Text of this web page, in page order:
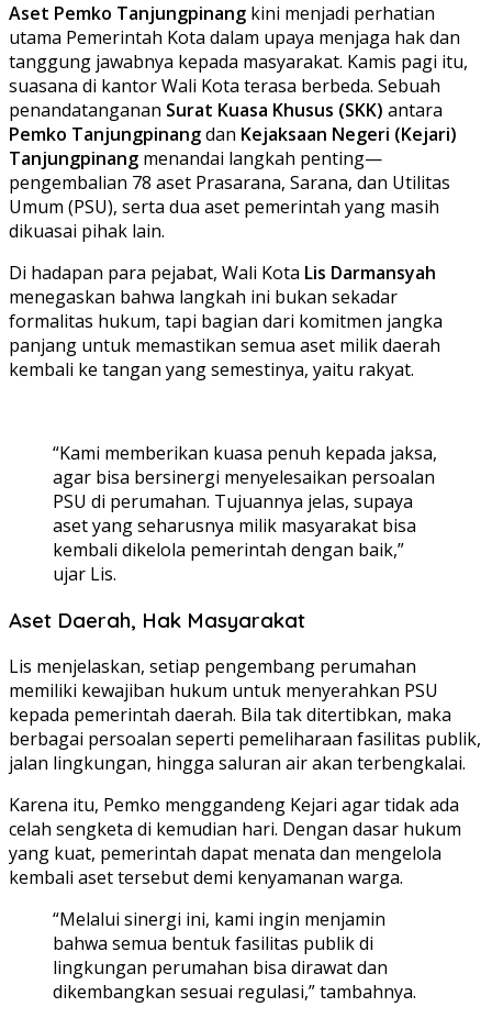
Aset Pemko Tanjungpinang kini menjadi perhatian
utama Pemerintah Kota dalam upaya menjaga hak dan
tanggung jawabnya kepada masyarakat. Kamis pagi itu,
suasana di kantor Wali Kota terasa berbeda. Sebuah
penandatanganan Surat Kuasa Khusus (SKK) antara
Pemko Tanjungpinangdan Kejaksaan Negeri (Kejari)
Tanjungpinang menandai langkah penting—
pengembalian 78 aset Prasarana, Sarana, dan Utilitas
Umum (PSU), serta dua aset pemerintah yang masih
dikuasai pihak lain.
Di hadapan para pejabat, Wali Kota Lis Darmansyah
menegaskan bahwa langkah ini bukan sekadar
formalitas hukum, tapi bagian dari komitmen jangka
panjang untuk memastikan semua aset milik daerah
kembali ke tangan yang semestinya, yaitu rakyat.
“Kami memberikan kuasa penuh kepada jaksa,
agar bisa bersinergi menyelesaikan persoalan
PSU di perumahan. Tujuannya jelas, supaya
aset yang seharusnya milik masyarakat bisa
kembali dikelola pemerintah dengan baik,”
ujar Lis.
Aset Daerah, Hak Masyarakat
Lis menjelaskan, setiap pengembang perumahan
memiliki kewajiban hukum untuk menyerahkan PSU
kepada pemerintah daerah. Bila tak ditertibkan, maka
berbagai persoalan seperti pemeliharaan fasilitas publik,
jalan lingkungan, hingga saluran air akan terbengkalai.
Karena itu, Pemko menggandeng Kejari agar tidak ada
celah sengketa di kemudian hari. Dengan dasar hukum
yang kuat, pemerintah dapat menata dan mengelola
kembali aset tersebut demi kenyamanan warga.
“Melalui sinergi ini, kami ingin menjamin
bahwa semua bentuk fasilitas publik di
lingkungan perumahan bisa dirawat dan
dikembangkan sesuai regulasi,” tambahnya.